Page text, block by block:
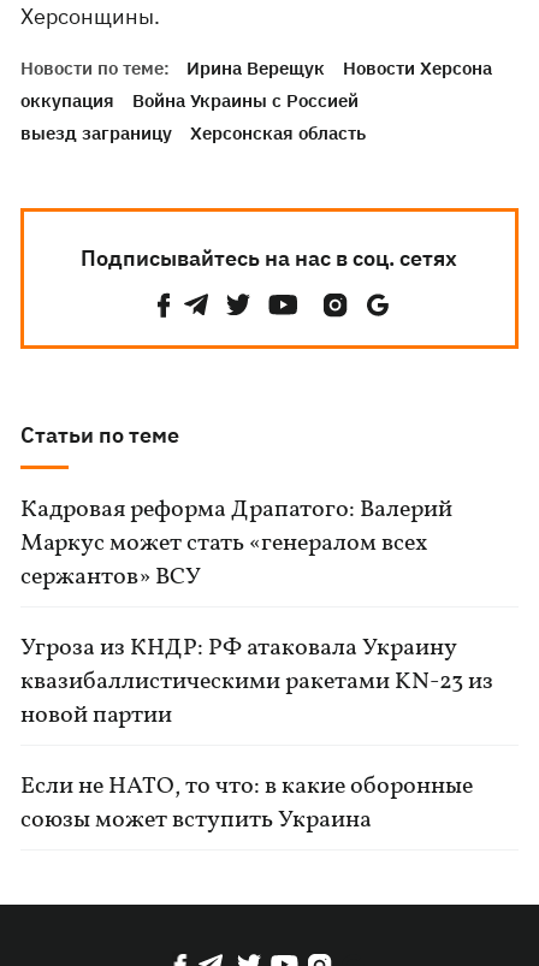
Херсонщины.
Новости по теме: Ирина Верещук
Новости Херсона
оккупация
Война Украины с Россией
выезд заграницу
Херсонская область
Подписывайтесь на нас в соц. сетях
Статьи по теме
Кадровая реформа Драпатого: Валерий
Маркус может стать «генералом всех
сержантов» ВСУ
Угроза из КНДР: РФ атаковала Украину
квазибаллистическими ракетами KN-23 из
новой партии
Если не НАТО, то что: в какие оборонные
союзы может вступить Украина